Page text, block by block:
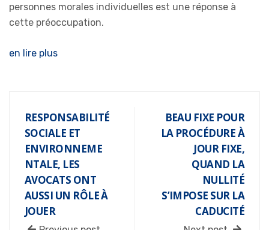
personnes morales individuelles est une réponse à
cette préoccupation.
en lire plus
RESPONSABILITÉ
SOCIALE ET
ENVIRONNEME
NTALE, LES
AVOCATS ONT
AUSSI UN RÔLE À
JOUER
BEAU FIXE POUR
LA PROCÉDURE À
JOUR FIXE,
QUAND LA
NULLITÉ
S’IMPOSE SUR LA
CADUCITÉ